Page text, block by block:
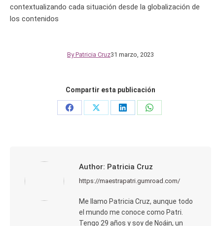
contextualizando cada situación desde la globalización de
los contenidos
ByPatricia Cruz31 marzo, 2023
Compartir esta publicación
Share
Share
Share
Share
Author: Patricia Cruz
https://maestrapatri.gumroad.com/
Me llamo Patricia Cruz, aunque todo
el mundo me conoce como Patri.
Tengo 29 años y soy de Noáin, un